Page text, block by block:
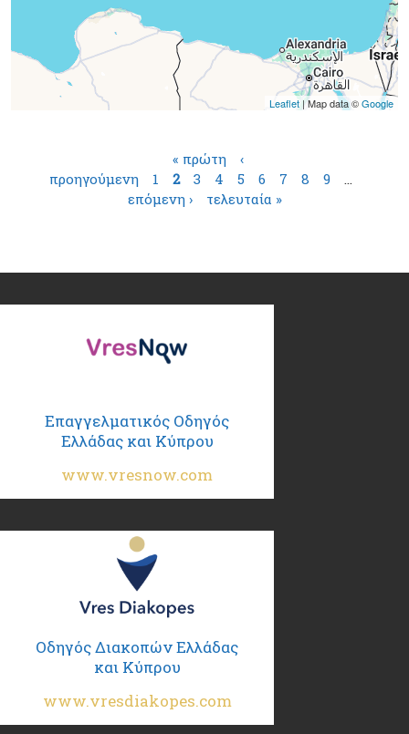
Leaflet | Map data ©Google
« πρώτη
‹
προηγούμενη
1 2 3 4 5 6 7 8 9
επόμενη ›
τελευταία »
Επαγγελματικός Οδηγός
Ελλάδας και Κύπρου
www.vresnow.com
Οδηγός Διακοπών Ελλάδας
και Κύπρου
www.vresdiakopes.com